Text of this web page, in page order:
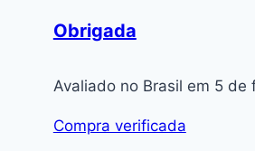
Obrigada
Avaliado no Brasil em 5 de
Compra verificada